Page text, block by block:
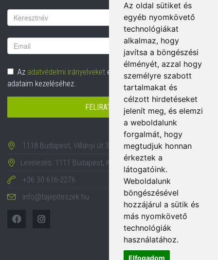
Az oldal sütiket és
egyéb nyomkövető
technológiákat
alkalmaz, hogy
javítsa a böngészési
élményét, azzal hogy
személyre szabott
tartalmakat és
célzott hirdetéseket
jelenít meg, és elemzi
a weboldalunk
forgalmát, hogy
megtudjuk honnan
érkeztek a
látogatóink.
Weboldalunk
böngészésével
hozzájárul a sütik és
más nyomkövető
technológiák
használatához.
Elfogadom
Vezetéknév
Email
cím
Adatvédelem
Az adatvédelmi irányelveket elolvastam és hozzájárulok
adataim kezeléséhez.
FELIRATKOZÁS
1118 Budapest, Villányi út 35-43.
Levelezés: 1111 Budapest, Karinthy Frigyes út 24.
+36 30 616-2276
info@tajepiteszek.hu